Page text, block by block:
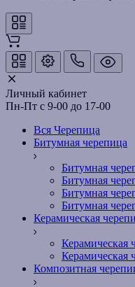
Личный кабинет
Пн-Пт с 9-00 до 17-00
Вся Черепица
Битумная черепица
Битумная
Битумная
Битумная
Битумная
Керамическая
Керамическая
Керамическая
Композитная